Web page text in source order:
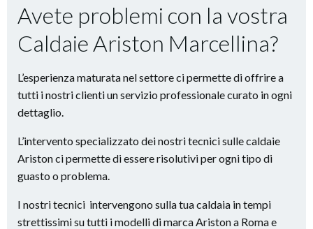
Avete problemi con la vostra
Caldaie Ariston Marcellina?
L’esperienza maturata nel settore ci permette di offrire a
tutti i nostri clienti un servizio professionale curato in ogni
dettaglio.
L’intervento specializzato dei nostri tecnici sulle caldaie
Ariston ci permette di essere risolutivi per ogni tipo di
guasto o problema.
I nostri tecnici intervengono sulla tua caldaia in tempi
strettissimi su tutti i modelli di marca Ariston a Roma e